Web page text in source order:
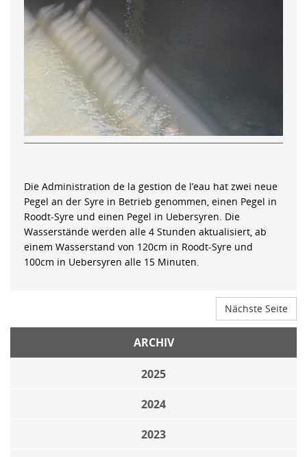
Die Administration de la gestion de l’eau hat zwei neue
Pegel an der Syre in Betrieb genommen, einen Pegel in
Roodt-Syre und einen Pegel in Uebersyren. Die
Wasserstände werden alle 4 Stunden aktualisiert, ab
einem Wasserstand von 120cm in Roodt-Syre und
100cm in Uebersyren alle 15 Minuten.
Nächste Seite
ARCHIV
2025
2024
2023